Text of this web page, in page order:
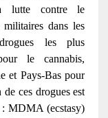
lutte contre le
militaires dans les
les plus
le cannabis,
et Pays-Bas pour
ces drogues est
: MDMA (ecstasy)